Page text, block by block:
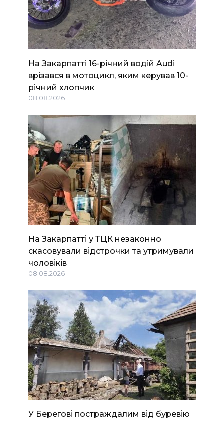
На Закарпатті 16-річний водій Audi
врізався в мотоцикл, яким керував 10-
річний хлопчик
08.08.2026
На Закарпатті у ТЦК незаконно
скасовували відстрочки та утримували
чоловіків
08.08.2026
У Берегові постраждалим від буревію